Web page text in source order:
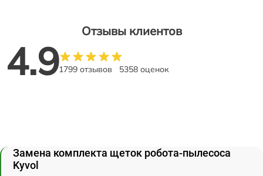
Отзывы клиентов
4.91799 отзывов 5358 оценок
Замена комплекта щеток робота-пылесоса
Kyvol